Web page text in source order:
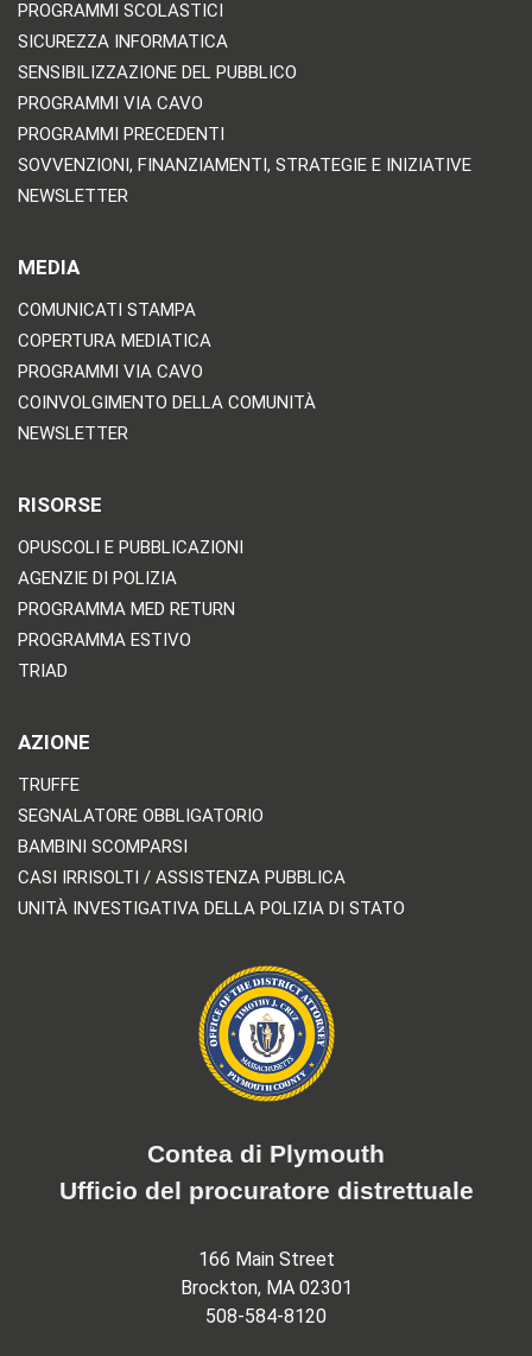
PROGRAMMI SCOLASTICI
SICUREZZA INFORMATICA
SENSIBILIZZAZIONE DEL PUBBLICO
PROGRAMMI VIA CAVO
PROGRAMMI PRECEDENTI
SOVVENZIONI, FINANZIAMENTI, STRATEGIE E INIZIATIVE
NEWSLETTER
MEDIA
COMUNICATI STAMPA
COPERTURA MEDIATICA
PROGRAMMI VIA CAVO
COINVOLGIMENTO DELLA COMUNITÀ
NEWSLETTER
RISORSE
OPUSCOLI E PUBBLICAZIONI
AGENZIE DI POLIZIA
PROGRAMMA MED RETURN
PROGRAMMA ESTIVO
TRIAD
AZIONE
TRUFFE
SEGNALATORE OBBLIGATORIO
BAMBINI SCOMPARSI
CASI IRRISOLTI / ASSISTENZA PUBBLICA
UNITÀ INVESTIGATIVA DELLA POLIZIA DI STATO
Contea di Plymouth
Ufficio del procuratore distrettuale
166 Main Street
Brockton, MA 02301
508-584-8120